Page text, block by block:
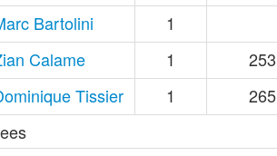
Bartolini 1
Calame 1 253
Tissier 1 265